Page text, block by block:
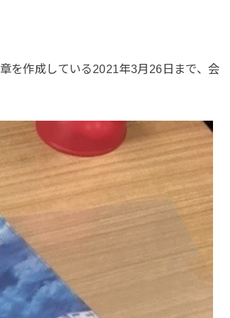
を作成している2021年3月26日まで、会